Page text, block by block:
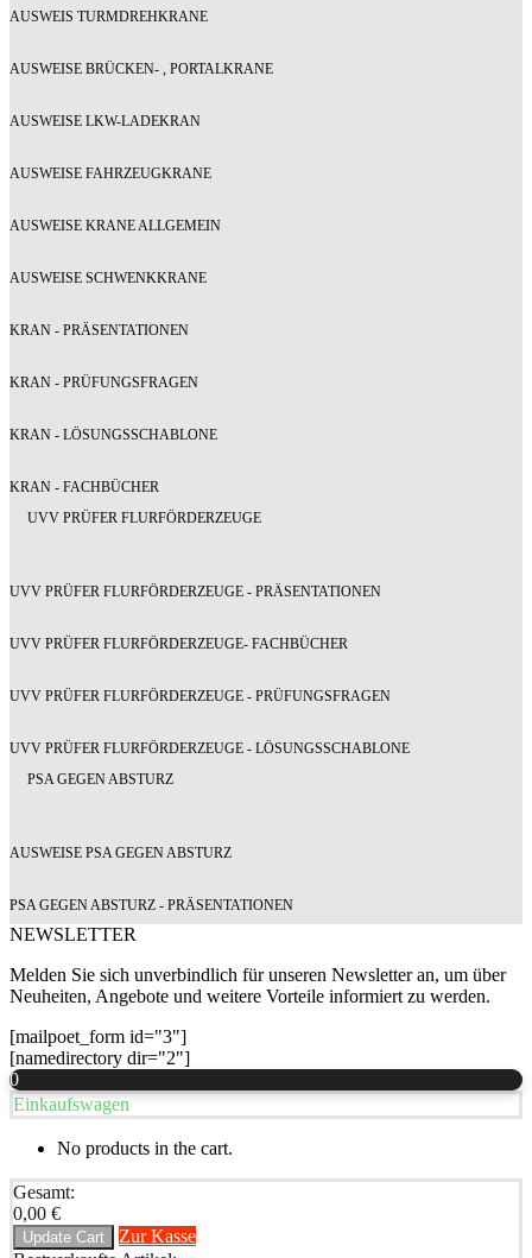
AUSWEIS TURMDREHKRANE
AUSWEISE BRÜCKEN- , PORTALKRANE
AUSWEISE LKW-LADEKRAN
AUSWEISE FAHRZEUGKRANE
AUSWEISE KRANE ALLGEMEIN
AUSWEISE SCHWENKKRANE
KRAN - PRÄSENTATIONEN
KRAN - PRÜFUNGSFRAGEN
KRAN - LÖSUNGSSCHABLONE
KRAN - FACHBÜCHER
UVV PRÜFER FLURFÖRDERZEUGE
UVV PRÜFER FLURFÖRDERZEUGE - PRÄSENTATIONEN
UVV PRÜFER FLURFÖRDERZEUGE- FACHBÜCHER
UVV PRÜFER FLURFÖRDERZEUGE - PRÜFUNGSFRAGEN
UVV PRÜFER FLURFÖRDERZEUGE - LÖSUNGSSCHABLONE
PSA GEGEN ABSTURZ
AUSWEISE PSA GEGEN ABSTURZ
PSA GEGEN ABSTURZ - PRÄSENTATIONEN
NEWSLETTER
Melden Sie sich unverbindlich für unseren Newsletter an, um über
Neuheiten, Angebote und weitere Vorteile informiert zu werden.
[mailpoet_form id="3"]
[namedirectory dir="2"]
0
Einkaufswagen
No products in the cart.
Gesamt:
0,00 €
Update Cart
Zur Kasse